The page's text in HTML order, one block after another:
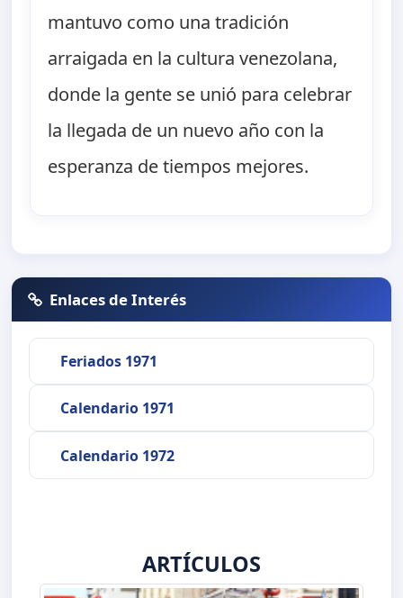
mantuvo como una tradición
arraigada en la cultura venezolana,
donde la gente se unió para celebrar
la llegada de un nuevo año con la
esperanza de tiempos mejores.
Enlaces de Interés
Feriados 1971
Calendario 1971
Calendario 1972
ARTÍCULOS